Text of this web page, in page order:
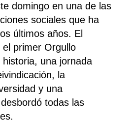
domingo en una de las
sociales que ha
últimos años. El
el primer Orgullo
una jornada
la
y una
todas las